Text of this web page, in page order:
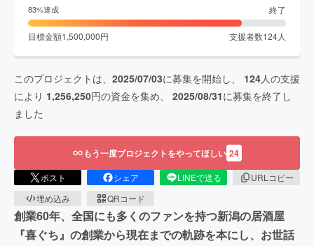
83%達成 終了
目標金額1,500,000円 支援者数124人
このプロジェクトは、 2025/07/03に募集を開始し、 124人の支援
により 1,256,250円の資金を集め、 2025/08/31に募集を終了し
ました
もう一度プロジェクトをやってほしい 24
ポスト シェア LINEで送る
URLコピー
埋め込み
QRコード
創業60年、全国にも多くのファンを持つ新潟の居酒屋
『喜ぐち』の創業から現在までの軌跡を本にし、お世話